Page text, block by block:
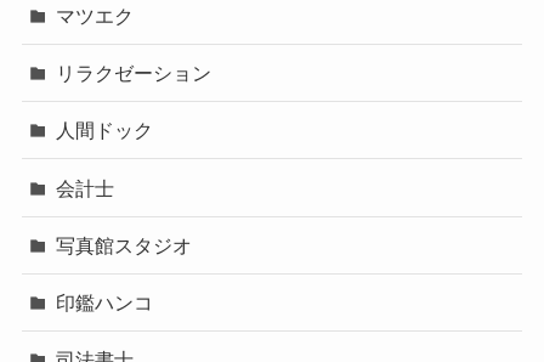
マツエク
リラクゼーション
人間ドック
会計士
写真館スタジオ
印鑑ハンコ